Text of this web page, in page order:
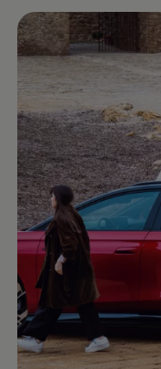
Enable fullscreen mode